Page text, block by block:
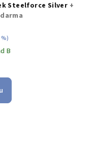
Steelforce Silver +
B